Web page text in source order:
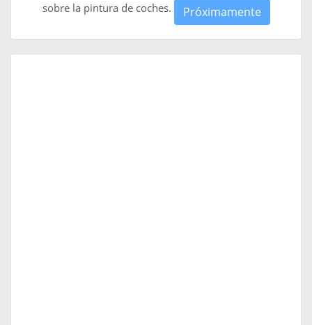
sobre la pintura de coches.
Próximamente